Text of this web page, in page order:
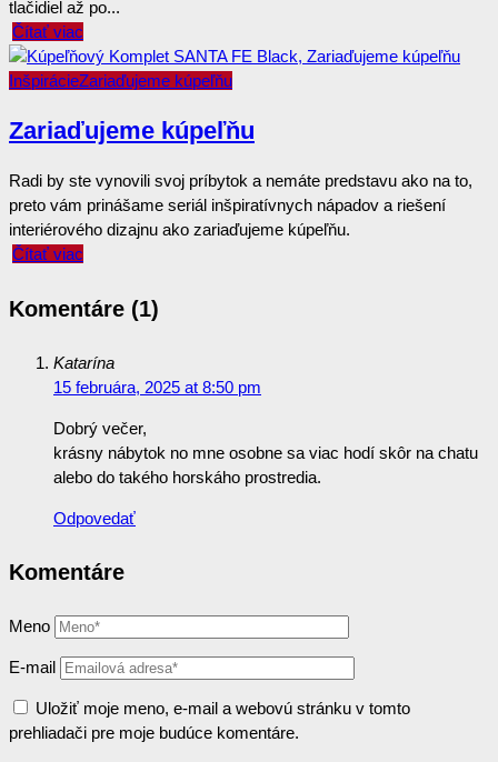
tlačidiel až po...
Čítať viac
InšpirácieZariaďujeme kúpeľňu
Zariaďujeme kúpeľňu
Radi by ste vynovili svoj príbytok a nemáte predstavu ako na to,
preto vám prinášame seriál inšpiratívnych nápadov a riešení
interiérového dizajnu ako zariaďujeme kúpeľňu.
Čítať viac
Komentáre (1)
Katarína
15 februára, 2025 at 8:50 pm
Dobrý večer,
krásny nábytok no mne osobne sa viac hodí skôr na chatu
alebo do takého horskáho prostredia.
Odpovedať
Komentáre
Meno
E-mail
Uložiť moje meno, e-mail a webovú stránku v tomto
prehliadači pre moje budúce komentáre.